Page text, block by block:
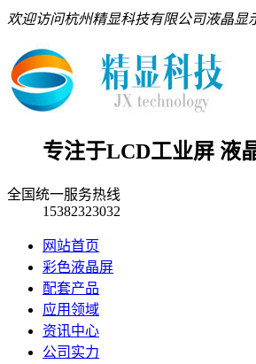
欢迎访问杭州精显科技有限公司液晶显
专注于LCD工业屏 液
全国统一服务热线
15382323032
网站首页
彩色液晶屏
配套产品
应用领域
资讯中心
公司实力